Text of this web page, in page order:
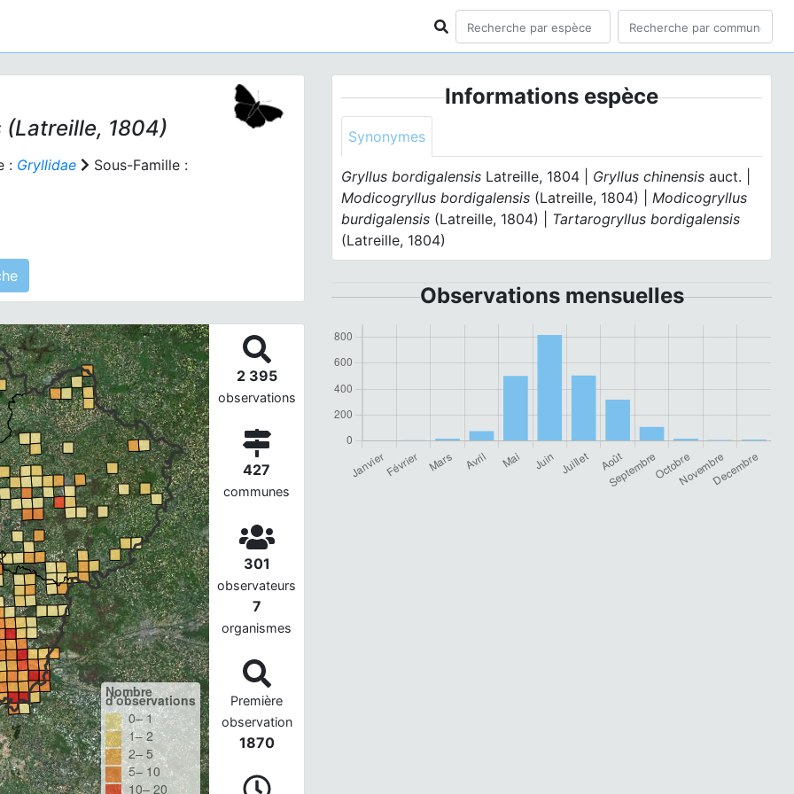
(Latreille, 1804)
: Gryllidae Sous-Famille :
sur cette fiche
Nombre
d'observations
0– 1
1– 2
2– 5
5– 10
10– 20
2 395
observations
427
communes
301
observateurs
7
organismes
Première
observation
1870
Informations espèce
Synonymes
Gryllus bordigalensis Latreille, 1804 | Gryllus chinensis auct. |
Modicogryllus bordigalensis (Latreille, 1804) |Modicogryllus
burdigalensis (Latreille, 1804) | Tartarogryllus bordigalensis
(Latreille, 1804)
Observations mensuelles